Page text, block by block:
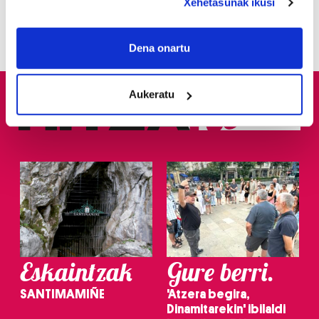
If you allow, we would also like to:
Collect information about your geographical
Identify your device by actively scanning it for
specific characteristics (fingerprinting)
Find out more about how your personal data is processed
Guk eta gure bazkideek zure datu pertsonalak
prozesatzen ditugu, zure IP zenbakia, besteak beste,
teknologia erabiliz, cookieak adibidez, iragarki eta eduki
pertsonalizatuak eskaintzeko, iragarkiak eta edukia
neurtzeko, jendeari buruzko informazioa biltzeko eta
produktuak garatzeko. Zure datuak nork eta zertarako
erabiltzen dituen hauta dezakezu.
Dena onartu
Aukeratu
osasun publikoaren
Eskaintzak
SANTIMAMIÑE
Gure berri.
'Atzera begira,
Dinamitarekin' ibilaldi